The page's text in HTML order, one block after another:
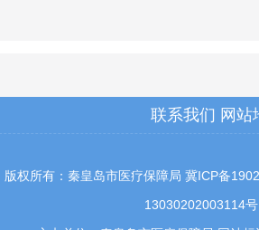
联系我们 网站
版权所有：秦皇岛市医疗保障局 冀ICP备
13030202003114号